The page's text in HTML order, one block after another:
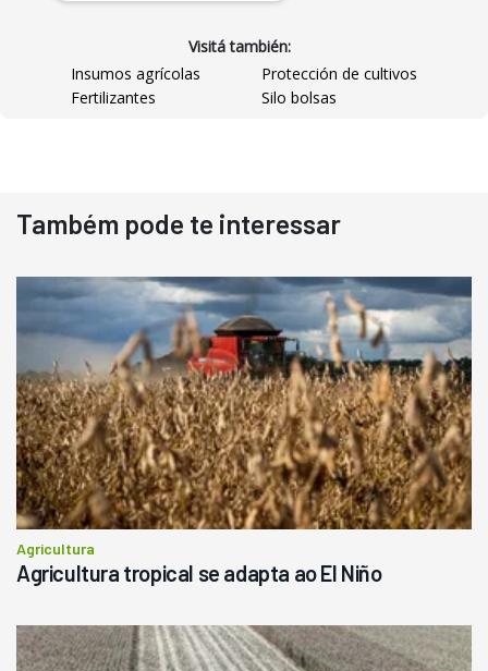
Pá Carregadeira Cat 966
Ano 1987
R$ 145.000
Consultar
Visitá también:
Insumos agrícolas
Protección de cultivos
Fertilizantes
Silo bolsas
Também pode te interessar
Agricultura
Agricultura tropical se adapta ao El Niño